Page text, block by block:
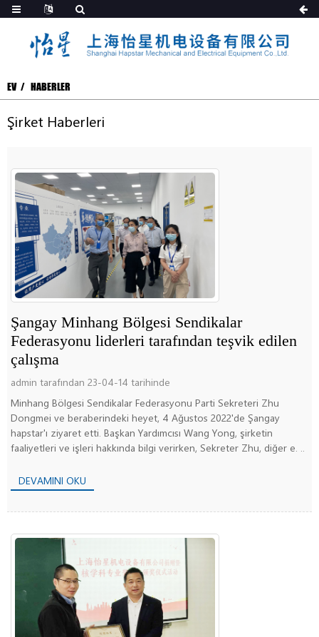
EV HABERLER
Şirket Haberleri
Şangay Minhang Bölgesi Sendikalar
Federasyonu liderleri tarafından teşvik edilen
çalışma
admin tarafından 23-04-14 tarihinde
Minhang Bölgesi Sendikalar Federasyonu Parti Sekreteri Zhu
Dongmei ve beraberindeki heyet, 4 Ağustos 2022'de Şangay
hapstar'ı ziyaret etti. Başkan Yardımcısı Wang Yong, şirketin
faaliyetleri ve işleri hakkında bilgi verirken, Sekreter Zhu, diğer e. ..
DEVAMINI OKU